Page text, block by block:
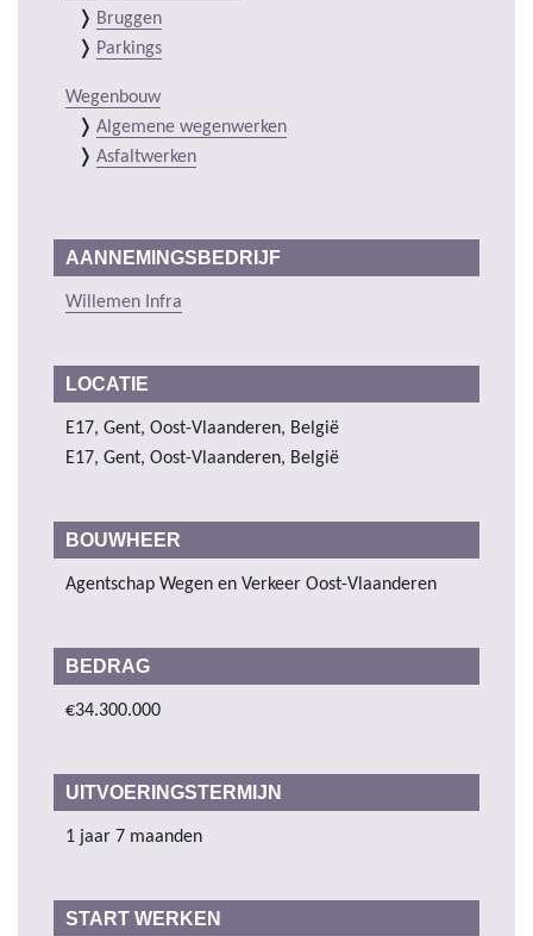
Bruggen
Parkings
Wegenbouw
Algemene wegenwerken
Asfaltwerken
AANNEMINGSBEDRIJF
Willemen Infra
LOCATIE
E17, Gent, Oost-Vlaanderen, België
E17, Gent, Oost-Vlaanderen, België
BOUWHEER
Agentschap Wegen en Verkeer Oost-Vlaanderen
BEDRAG
€34.300.000
UITVOERINGSTERMIJN
1 jaar 7 maanden
START WERKEN